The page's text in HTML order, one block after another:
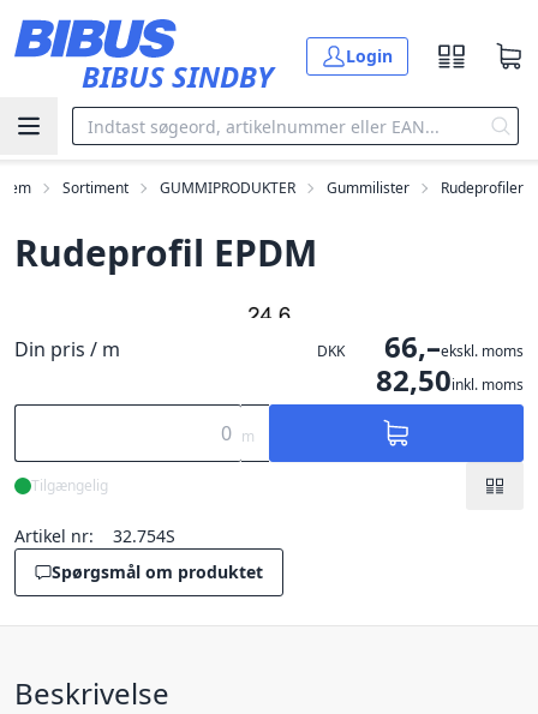
BIBUS SINDBY
Login
Sortiment GUMMIPRODUKTER Gummilister Rudeprofiler
Rudeprofil EPDM
Din pris / m DKK 66,–ekskl. moms
82,50inkl. moms
m
Tilgængelig
Artikel nr:
32.754S
Spørgsmål om produktet
Beskrivelse